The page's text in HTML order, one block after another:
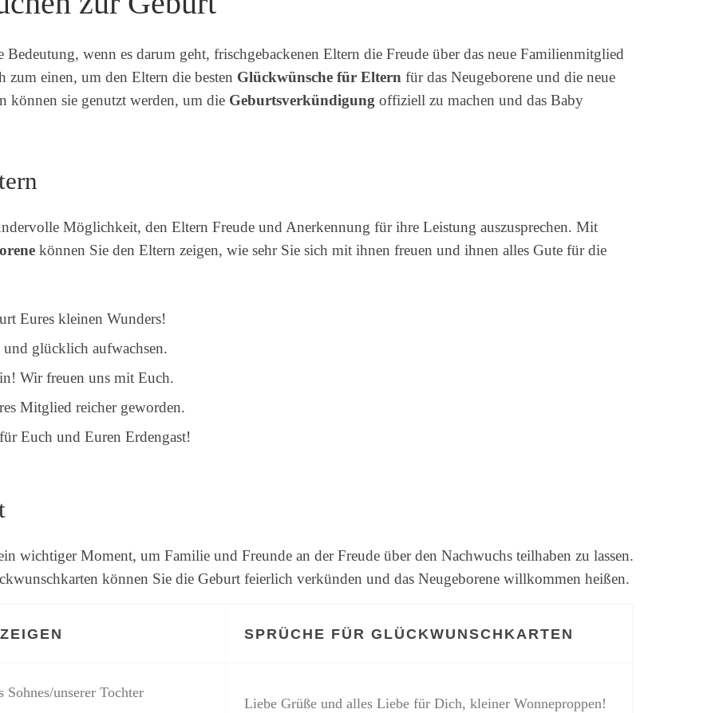
Bedeutung, wenn es darum geht, frischgebackenen Eltern die Freude über das neue Familienmitglied
einen, um den Eltern die besten Glückwünsche für Eltern für das Neugeborene und die neue
können sie genutzt werden, um die Geburtsverkündigung offiziell zu machen und das Baby
Möglichkeit, den Eltern Freude und Anerkennung für ihre Leistung auszusprechen. Mit
können Sie den Eltern zeigen, wie sehr Sie sich mit ihnen freuen und ihnen alles Gute für die
Eures kleinen Wunders!
glücklich aufwachsen.
Wir freuen uns mit Euch.
Mitglied reicher geworden.
Euch und Euren Erdengast!
wichtiger Moment, um Familie und Freunde an der Freude über den Nachwuchs teilhaben zu lassen.
können Sie die Geburt feierlich verkünden und das Neugeborene willkommen heißen.
SPRÜCHE FÜR GLÜCKWUNSCHKARTEN
unserer Tochter
Liebe Grüße und alles Liebe für Dich, kleiner Wonneproppen!